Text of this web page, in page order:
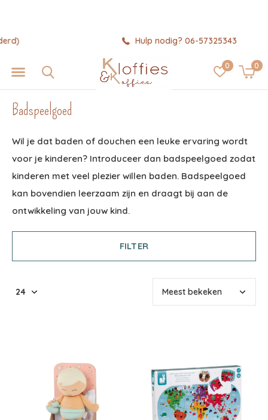
0 0
Hulp nodig? 06-57325343
Badspeelgoed
Wil je dat baden of douchen een leuke ervaring wordt
voor je kinderen? Introduceer dan badspeelgoed zodat
kinderen met veel plezier willen baden. Badspeelgoed
kan bovendien leerzaam zijn en draagt bij aan de
ontwikkeling van jouw kind.
FILTER